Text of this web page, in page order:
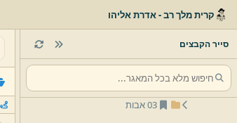
קרית מלך רב - אדרת אליהו
סייר הקבצים
02 הרב אליהו זילברמן
02 תפילה
03 אבות